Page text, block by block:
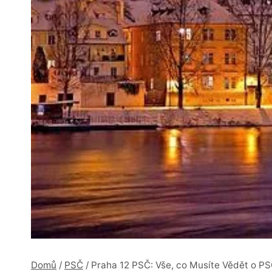
Domů / PSČ / Praha 12 PSČ: Vše, co Musíte Vědět o